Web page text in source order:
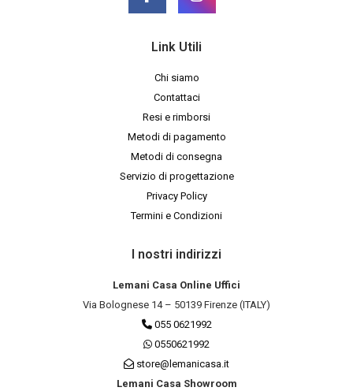
Link Utili
Chi siamo
Contattaci
Resi e rimborsi
Metodi di pagamento
Metodi di consegna
Servizio di progettazione
Privacy Policy
Termini e Condizioni
I nostri indirizzi
Lemani Casa Online Uffici
Via Bolognese 14 – 50139 Firenze (ITALY)
055 0621992
0550621992
store@lemanicasa.it
Lemani Casa Showroom